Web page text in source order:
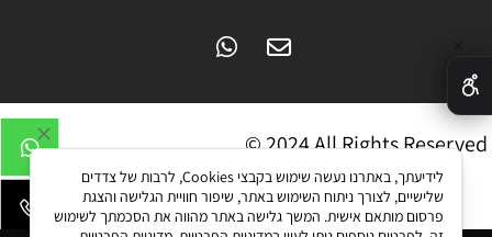
© 2024 All Rights Reserved
לידיעתך, באתרנו נעשה שימוש בקבצי Cookies, לרבות של צדדים
שלישיים, לצורך ניתוח השימוש באתר, שיפור חוויית הגלישה והצגת
פרסום מותאם אישית. המשך גלישה באתר מהווה את הסכמתך לשימוש